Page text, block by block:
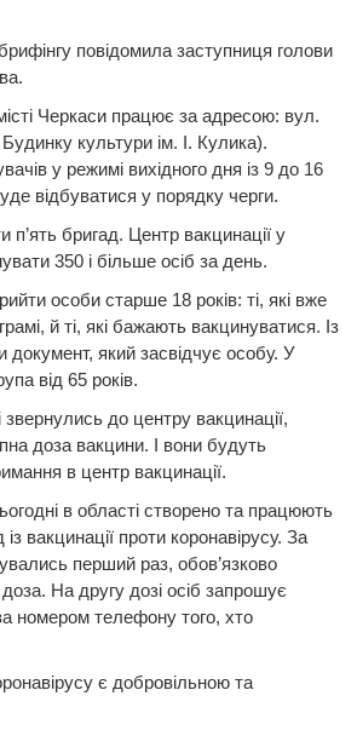
повідомила заступниця голови
Черкаси працює за адресою: вул.
культури ім. І. Кулика).
у режимі вихідного дня із 9 до 16
відбуватися у порядку черги.
бригад. Центр вакцинації у
350 і більше осіб за день.
особи старше 18 років: ті, які вже
й ті, які бажають вакцинуватися. Із
документ, який засвідчує особу. У
від 65 років.
до центру вакцинації,
доза вакцини. І вони будуть
в центр вакцинації.
в області створено та працюють
вакцинації проти коронавірусу. За
перший раз, обов’язково
На другу дозі осіб запрошує
номером телефону того, хто
є добровільною та